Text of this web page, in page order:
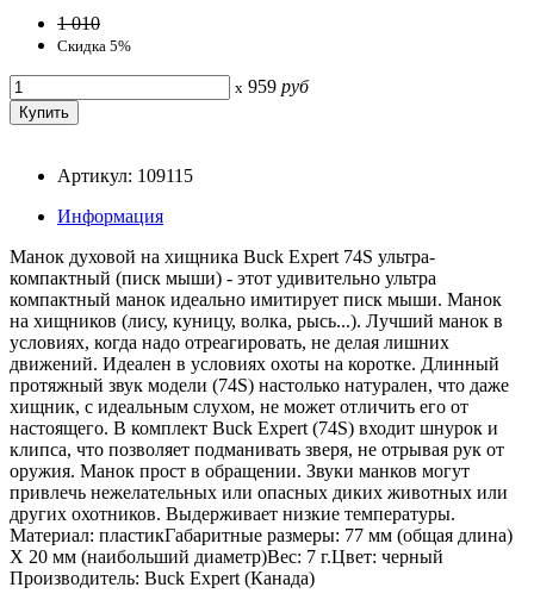
1 010
Скидка 5%
x 959 руб
Артикул: 109115
Информация
Манок духовой на хищника Buck Expert 74S ультра-
компактный (писк мыши) - этот удивительно ультра
компактный манок идеально имитирует писк мыши. Манок
на хищников (лису, куницу, волка, рысь...). Лучший манок в
условиях, когда надо отреагировать, не делая лишних
движений. Идеален в условиях охоты на коротке. Длинный
протяжный звук модели (74S) настолько натурален, что даже
хищник, с идеальным слухом, не может отличить его от
настоящего. В комплект Buck Expert (74S) входит шнурок и
клипса, что позволяет подманивать зверя, не отрывая рук от
оружия. Манок прост в обращении. Звуки манков могут
привлечь нежелательных или опасных диких животных или
других охотников. Выдерживает низкие температуры.
Материал: пластикГабаритные размеры: 77 мм (общая длина)
Х 20 мм (наибольший диаметр)Вес: 7 г.Цвет: черный
Производитель: Buck Expert (Канада)